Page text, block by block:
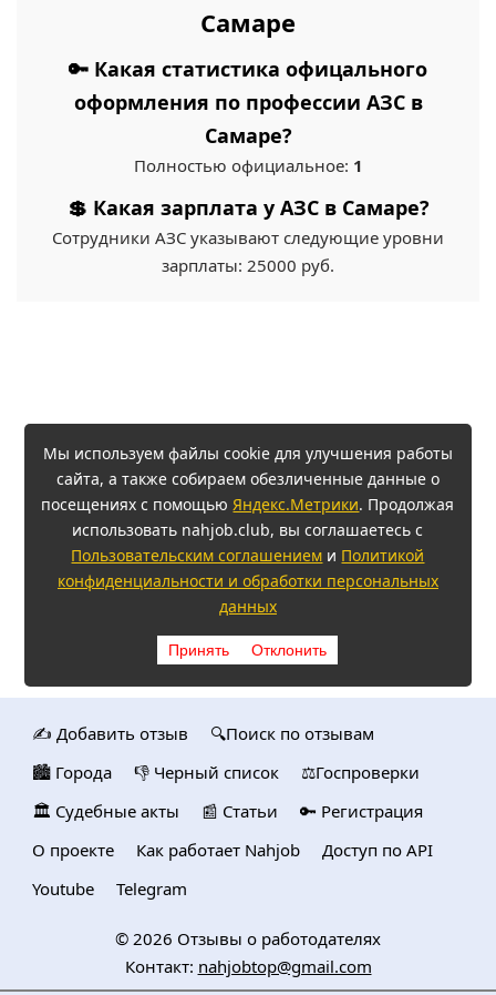
Самаре
🔑 Какая статистика офицального
оформления по профессии АЗС в
Самаре?
Полностью официальное: 1
💲 Какая зарплата у АЗС в Самаре?
Сотрудники АЗС указывают следующие уровни
зарплаты: 25000 руб.
Мы используем файлы cookie для улучшения работы
сайта, а также собираем обезличенные данные о
посещениях с помощьюЯндекс.Метрики. Продолжая
использовать nahjob.club, вы соглашаетесь с
Пользовательским соглашением и Политикой
конфиденциальности и обработки персональных
данных
Принять Отклонить
✍️ Добавить отзыв
🔍Поиск по отзывам
🏙️ Городa
👎 Черный список
⚖️Госпроверки
🏛️ Судебные акты
📰 Статьи
🔑 Регистрация
О проекте
Как работает Nahjob
Доступ по API
Youtube
Telegram
© 2026 Отзывы о работодателях
Контакт: nahjobtop@gmail.com